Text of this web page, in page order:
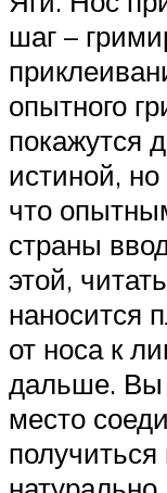
шаг –
опытного
покажутся
истиной,
что
страны
этой,
наносится
от носа к
дальше. Вы
место